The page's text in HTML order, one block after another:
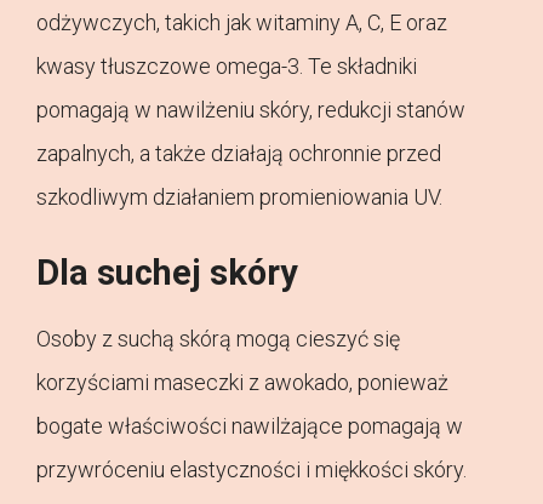
odżywczych, takich jak witaminy A, C, E oraz
kwasy tłuszczowe omega-3. Te składniki
pomagają w nawilżeniu skóry, redukcji stanów
zapalnych, a także działają ochronnie przed
szkodliwym działaniem promieniowania UV.
Dla suchej skóry
Osoby z suchą skórą mogą cieszyć się
korzyściami maseczki z awokado, ponieważ
bogate właściwości nawilżające pomagają w
przywróceniu elastyczności i miękkości skóry.